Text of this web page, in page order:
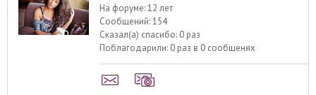
На форуме:12 лет
Сообщений:154
Сказал(а) спасибо: 0 раз
Поблагодарили: 0 раз в 0 сообщенях